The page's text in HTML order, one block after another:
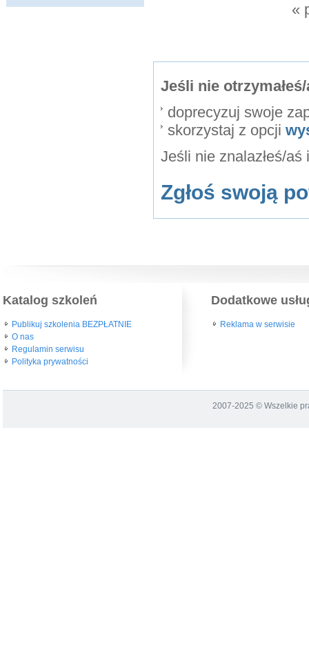
«
Jeśli nie
doprecyzuj swoje
skorzystaj z opcji
Jeśli nie znalazłeś/
Zgłoś swoją
Katalog szkoleń
Publikuj szkolenia BEZPŁATNIE
O nas
Regulamin serwisu
Polityka prywatności
Dodatkowe
Reklama w serwisie
2007-2025 © Wszelkie